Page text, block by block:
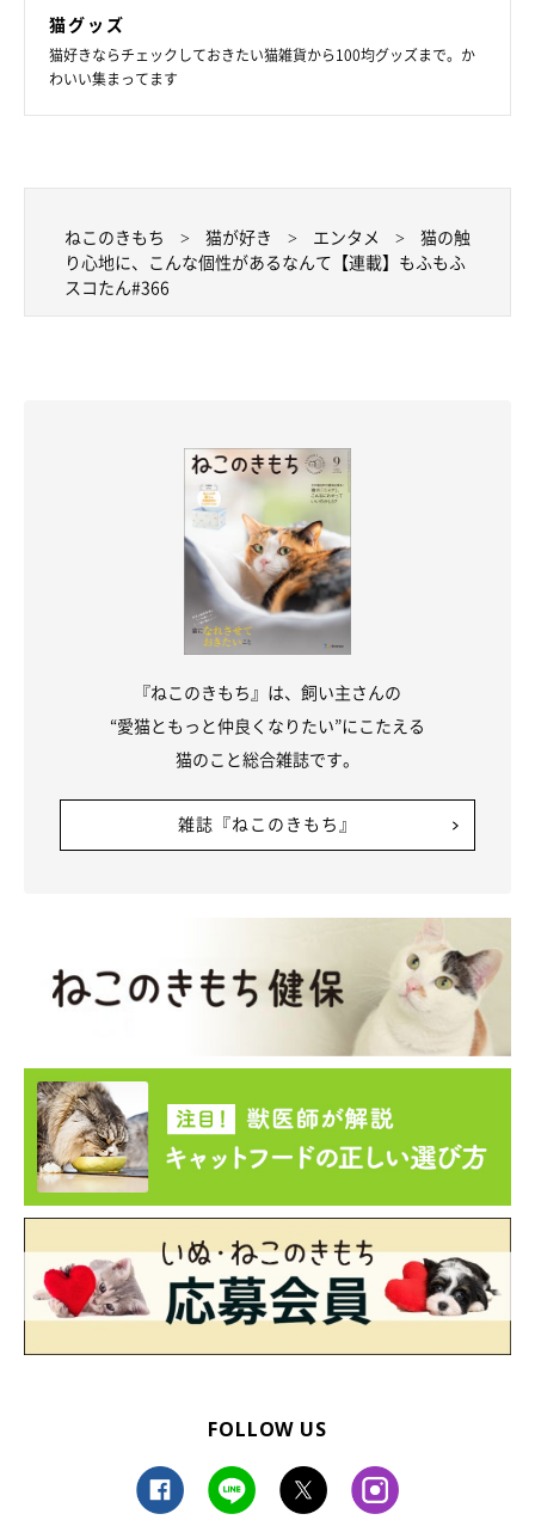
猫グッズ
猫好きならチェックしておきたい猫雑貨から100均グッズまで。か
わいい集まってます
ねこのきもち 猫が好き エンタメ
猫の触
り心地に、こんな個性があるなんて【連載】もふもふ
スコたん#366
『ねこのきもち』は、飼い主さんの
“愛猫ともっと仲良くなりたい”にこたえる
猫のこと総合雑誌です。
雑誌『ねこのきもち』
FOLLOW US